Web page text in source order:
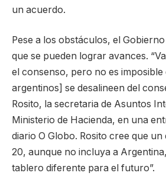
un acuerdo.
Pese a los obstáculos, el
que se pueden lograr avances.
el consenso, pero no es imposible
argentinos] se desalineen del
Rosito, la secretaria de Asuntos
Ministerio de Hacienda, en una
diario O Globo. Rosito cree que
20, aunque no incluya a
tablero diferente para el futuro”.